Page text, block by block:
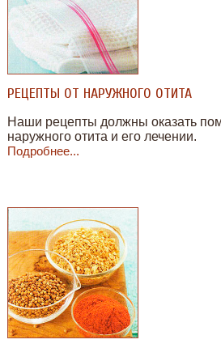
РЕЦЕПТЫ ОТ НАРУЖНОГО ОТИТА
Наши рецепты должны оказать
наружного отита и его лечении.
Подробнее...